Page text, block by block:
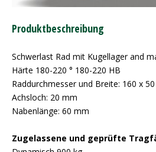
Produktbeschreibung
Schwerlast Rad mit Kugellager and
Härte 180-220 ° 180-220 HB
Raddurchmesser und Breite: 160 x
Achsloch: 20 mm
Nabenlänge: 60 mm
Zugelassene und geprüfte